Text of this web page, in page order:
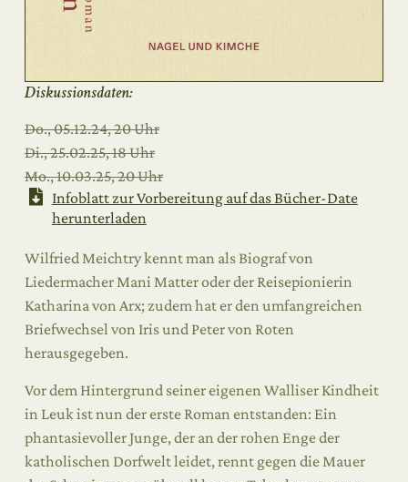
Diskussionsdaten:
Do., 05.12.24, 20 Uhr
Di., 25.02.25, 18 Uhr
Mo., 10.03.25, 20 Uhr
Infoblatt zur Vorbereitung auf das Bücher-Date
herunterladen
Wilfried Meichtry kennt man als Biograf von
Liedermacher Mani Matteroder der Reisepionierin
Katharina von Arx; zudem hat er den umfangreichen
Briefwechsel von Iris und Peter von Roten
herausgegeben.
Vor dem Hintergrund seiner eigenen Walliser Kindheit
in Leuk ist nunder erste Roman entstanden: Ein
phantasievoller Junge, der an der rohen Enge der
katholischen Dorfwelt leidet, rennt gegen die Mauer